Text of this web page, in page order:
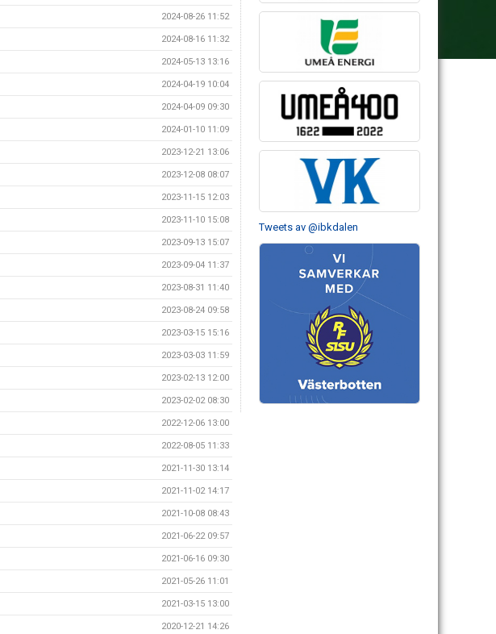
2024-08-26 11:52
2024-08-16 11:32
2024-05-13 13:16
2024-04-19 10:04
2024-04-09 09:30
2024-01-10 11:09
2023-12-21 13:06
2023-12-08 08:07
2023-11-15 12:03
2023-11-10 15:08
2023-09-13 15:07
2023-09-04 11:37
2023-08-31 11:40
2023-08-24 09:58
2023-03-15 15:16
2023-03-03 11:59
2023-02-13 12:00
2023-02-02 08:30
2022-12-06 13:00
2022-08-05 11:33
2021-11-30 13:14
2021-11-02 14:17
2021-10-08 08:43
2021-06-22 09:57
2021-06-16 09:30
2021-05-26 11:01
2021-03-15 13:00
2020-12-21 14:26
Tweets av @ibkdalen